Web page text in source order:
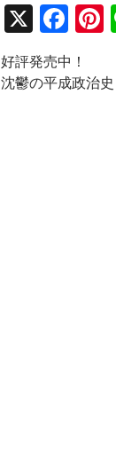
X
F
e
好評発売中！
沈鬱の平成政治